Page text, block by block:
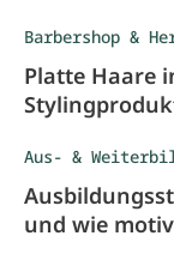
Barbershop &
Platte Haare
Aus- &
und wie